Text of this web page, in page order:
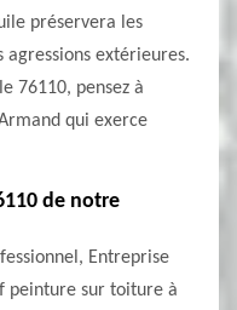
préservera les
agressions extérieures.
76110, pensez à
qui exerce
de notre
Entreprise
peinture sur toiture à